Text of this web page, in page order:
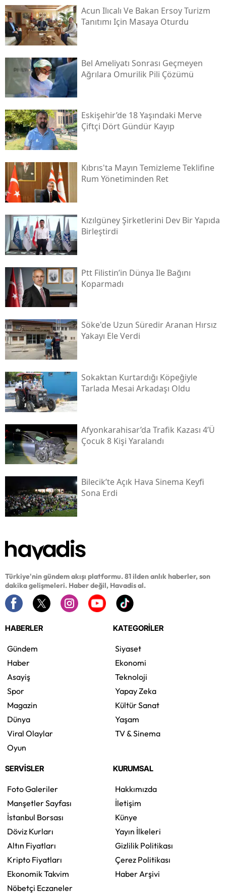
Acun Ilıcalı Ve Bakan Ersoy Turizm
Tanıtımı Için Masaya Oturdu
Bel Ameliyatı Sonrası Geçmeyen
Ağrılara Omurilik Pili Çözümü
Eskişehir’de 18 Yaşındaki Merve
Çiftçi Dört Gündür Kayıp
Kıbrıs'ta Mayın Temizleme Teklifine
Rum Yönetiminden Ret
Kızılgüney Şirketlerini Dev Bir Yapıda
Birleştirdi
Ptt Filistin’in Dünya Ile Bağını
Koparmadı
Söke'de Uzun Süredir Aranan Hırsız
Yakayı Ele Verdi
Sokaktan Kurtardığı Köpeğiyle
Tarlada Mesai Arkadaşı Oldu
Afyonkarahisar’da Trafik Kazası 4’ü
Çocuk 8 Kişi Yaralandı
Bilecik’te Açık Hava Sinema Keyfi
Sona Erdi
Türkiye'nin gündem akışı platformu. 81 ilden anlık haberler, son
dakika gelişmeleri. Haber değil, Havadis al.
HABERLER
Gündem
Haber
Asayiş
Spor
Magazin
Dünya
Viral Olaylar
Oyun
KATEGORİLER
Siyaset
Ekonomi
Teknoloji
Yapay Zeka
Kültür Sanat
Yaşam
TV & Sinema
SERVİSLER
Foto Galeriler
Manşetler Sayfası
İstanbul Borsası
Döviz Kurları
Altın Fiyatları
Kripto Fiyatları
Ekonomik Takvim
Nöbetçi Eczaneler
KURUMSAL
Hakkımızda
İletişim
Künye
Yayın İlkeleri
Gizlilik Politikası
Çerez Politikası
Haber Arşivi